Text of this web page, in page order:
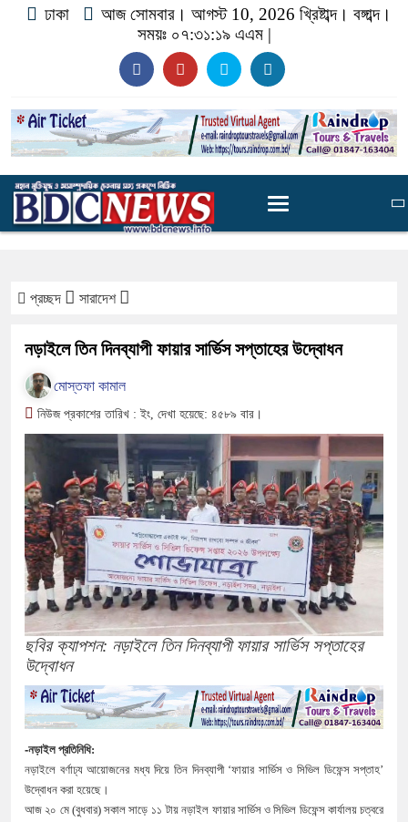
ঢাকা আজ সোমবার। আগস্ট 10, 2026 খ্রিষ্টাব্দ। বঙ্গাব্দ।
সময়ঃ ০৭:৩১:১৯ এএম|
প্রচ্ছদ সারাদেশ
নড়াইলে তিন দিনব্যাপী ফায়ার সার্ভিস সপ্তাহের উদ্বোধন
মোস্তফা কামাল
নিউজ প্রকাশের তারিখ : ইং, দেখা হয়েছে: ৪৫৮৯ বার।
ছবির ক্যাপশন: নড়াইলে তিন দিনব্যাপী ফায়ার সার্ভিস সপ্তাহের
উদ্বোধন
-নড়াইল প্রতিনিধি:
নড়াইলে বর্ণাঢ্য আয়োজনের মধ্য দিয়ে তিন দিনব্যাপী‘ফায়ার সার্ভিস ও সিভিল ডিফেন্স সপ্তাহ’
উদ্বোধন করা হয়েছে।
আজ ২০ মে(বুধবার)সকাল সাড়ে ১১ টায় নড়াইল ফায়ার সার্ভিস ও সিভিল ডিফেন্স কার্যালয় চত্বরে